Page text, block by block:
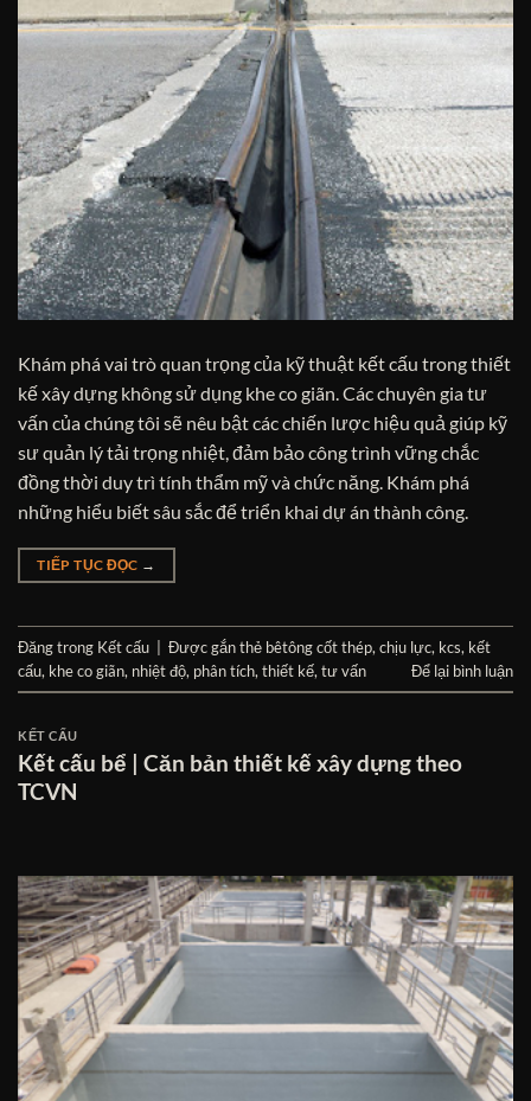
Khám phá vai trò quan trọng của kỹ thuật kết cấu trong thiết
kế xây dựng không sử dụng khe co giãn. Các chuyên gia tư
vấn của chúng tôi sẽ nêu bật các chiến lược hiệu quả giúp kỹ
sư quản lý tải trọng nhiệt, đảm bảo công trình vững chắc
đồng thời duy trì tính thẩm mỹ và chức năng. Khám phá
những hiểu biết sâu sắc để triển khai dự án thành công.
TIẾP TỤC ĐỌC →
Đăng trong Kết cấu Được gắn thẻ bêtông cốt thép, chịu lực, kcs, kết
cấu, khe co giãn, nhiệt độ, phân tích, thiết kế, tư vấn Để lại bình luận
KẾT CẤU
Kết cấu bể | Căn bản thiết kế xây dựng theo
TCVN